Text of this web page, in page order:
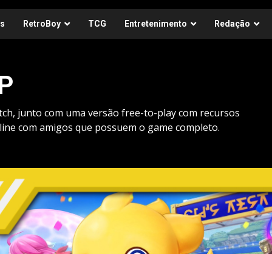
RetroBoy TCG Entretenimento Redação
junto com uma versão free-to-play com recursos
com amigos que possuem o game completo.